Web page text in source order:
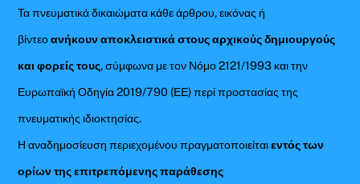
Τα πνευματικά δικαιώματα κάθε άρθρου, εικόνας ή
βίντεοανήκουν αποκλειστικά στους αρχικούς δημιουργούς
και φορείς τους, σύμφωνα με τον Νόμο 2121/1993 και την
Ευρωπαϊκή Οδηγία 2019/790 (ΕΕ) περί προστασίας της
πνευματικής ιδιοκτησίας.
Η αναδημοσίευση περιεχομένου πραγματοποιείταιεντός των
ορίων της επιτρεπόμενης παράθεσης